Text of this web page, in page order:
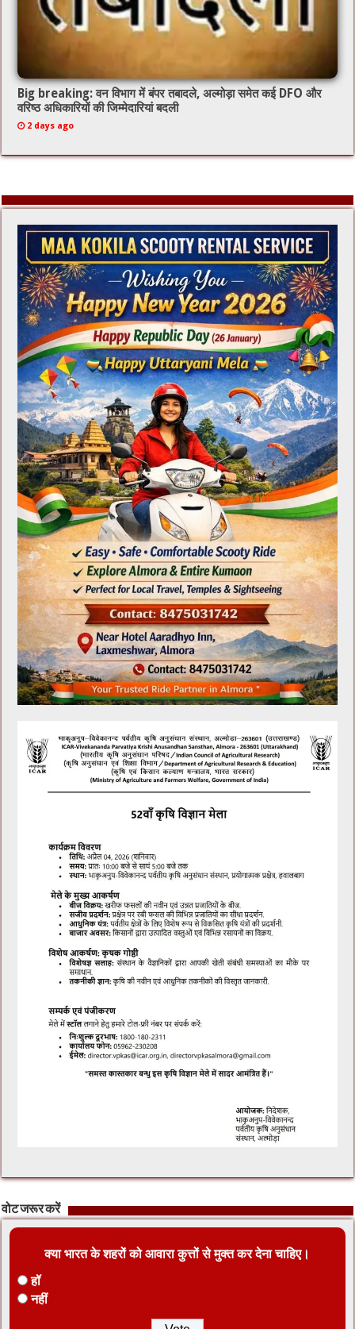
Big breaking: वन विभाग में बंपर तबादले, अल्मोड़ा समेत कई DFO और
वरिष्ठ अधिकारियों की जिम्मेदारियां बदली
2 days ago
वोट जरूर करें
क्या भारत के शहरों को आवारा कुत्तों से मुक्त कर देना चाहिए।
हॉ
नहीं